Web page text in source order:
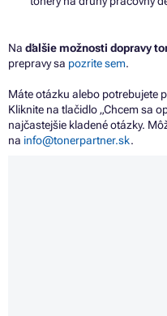
Na ďalšie možnosti dopravy
prepravy sa pozrite sem.
Máte otázku alebo potrebujete
Kliknite na tlačidlo „Chcem sa
najčastejšie kladené otázky.
na info@tonerpartner.sk.